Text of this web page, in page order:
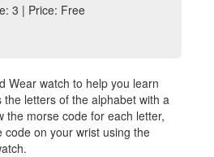
3 | Price: Free
Wear watch to help you learn
the letters of the alphabet with a
the morse code for each letter,
on your wrist using the